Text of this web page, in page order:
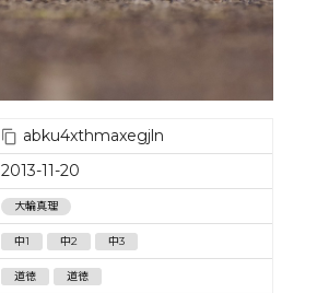
abku4xthmaxegjln
2013-11-20
大輪真理
中1 中2 中3
道徳 道徳